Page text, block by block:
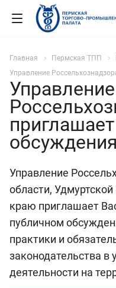
Главная Пермская ТПП
Управление
Управление
обсуждения
Управление
области,
краю приглашает
публичном
практики и
законодательства в
деятельности на